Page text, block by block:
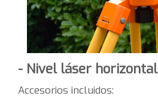
- Nivel láser horizontal
Accesorios incluidos: